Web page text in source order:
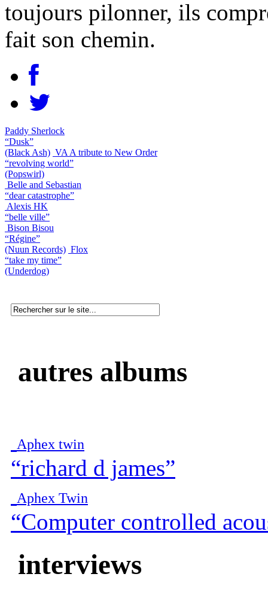
toujours pilonner, ils
fait son chemin.
Paddy Sherlock
“Dusk”
(Black Ash) VA A tribute to New Order
“revolving world”
(Popswirl)
Belle and Sebastian
“dear catastrophe”
Alexis HK
“belle ville”
Bison Bisou
“Régine”
(Nuun Records) Flox
“take my time”
(Underdog)
autres albums
Aphex twin
“richard d james”
Aphex Twin
“Computer controlled
interviews